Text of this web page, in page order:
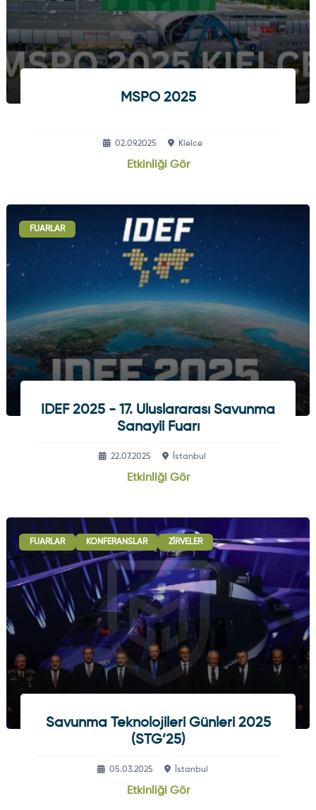
MSPO 2025
02.09.2025 Kielce
Etkinliği Gör
FUARLAR
IDEF 2025 - 17. Uluslararası Savunma
Sanayii Fuarı
22.07.2025 İstanbul
Etkinliği Gör
FUARLAR KONFERANSLAR ZIRVELER
Savunma Teknolojileri Günleri 2025
(STG’25)
05.03.2025 İstanbul
Etkinliği Gör